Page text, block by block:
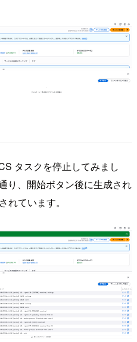
タスクを停止してみまし
り、開始ボタン後に生成され
れています。